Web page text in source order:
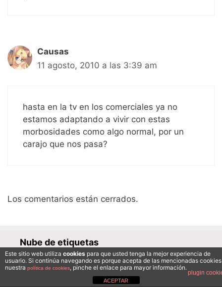
Causas
11 agosto, 2010 a las 3:39 am
hasta en la tv en los comerciales ya no
estamos adaptando a vivir con estas
morbosidades como algo normal, por un
carajo que nos pasa?
Los comentarios están cerrados.
Nube de etiquetas
Antena3 Audiovisual Autorregulación Canal+
cortometraje documental educación
Este sitio web utiliza cookies para que usted tenga la mejor experiencia de
usuario. Si continúa navegando es porque acepta de las mencionadas
nuestra política de cookies, pinche el enlace para mayor información.
plugin
ACEPTAR